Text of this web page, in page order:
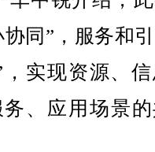
同”，服务和
实现资源、
、应用场景